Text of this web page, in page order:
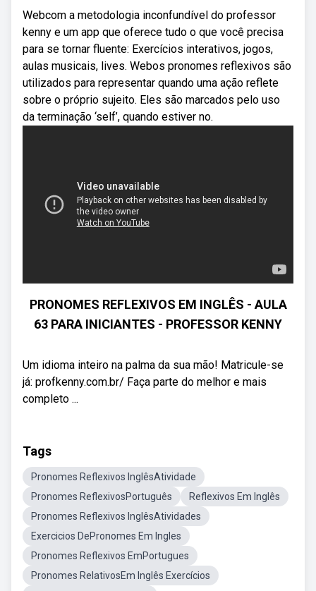
Webcom a metodologia inconfundível do professor
kenny e um app que oferece tudo o que você precisa
para se tornar fluente: Exercícios interativos, jogos,
aulas musicais, lives. Webos pronomes reflexivos são
utilizados para representar quando uma ação reflete
sobre o próprio sujeito. Eles são marcados pelo uso
da terminação ‘self’, quando estiver no.
PRONOMES REFLEXIVOS EM INGLÊS - AULA
63 PARA INICIANTES - PROFESSOR KENNY
Um idioma inteiro na palma da sua mão! Matricule-se
já: profkenny.com.br/ Faça parte do melhor e mais
completo ...
Tags
Pronomes Reflexivos InglêsAtividade
Pronomes ReflexivosPortuguês
Reflexivos Em Inglês
Pronomes Reflexivos InglêsAtividades
Exercicios DePronomes Em Ingles
Pronomes Reflexivos EmPortugues
Pronomes RelativosEm Inglês Exercícios